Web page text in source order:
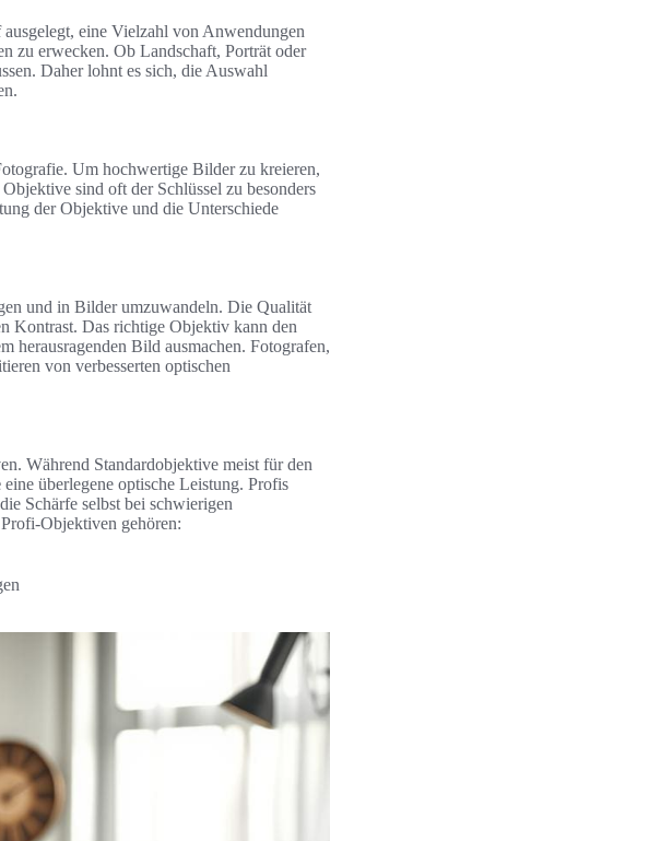
ausgelegt, eine Vielzahl von Anwendungen
zu erwecken. Ob Landschaft, Porträt oder
Daher lohnt es sich, die Auswahl
Um hochwertige Bilder zu kreieren,
sind oft der Schlüssel zu besonders
der Objektive und die Unterschiede
und in Bilder umzuwandeln. Die Qualität
Kontrast. Das richtige Objektiv kann den
herausragenden Bild ausmachen. Fotografen,
von verbesserten optischen
Während Standardobjektive meist für den
eine überlegene optische Leistung. Profis
Schärfe selbst bei schwierigen
Objektiven gehören: